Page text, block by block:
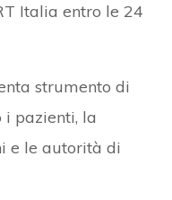
Italia entro le 24
strumento di
i pazienti, la
e le autorità di